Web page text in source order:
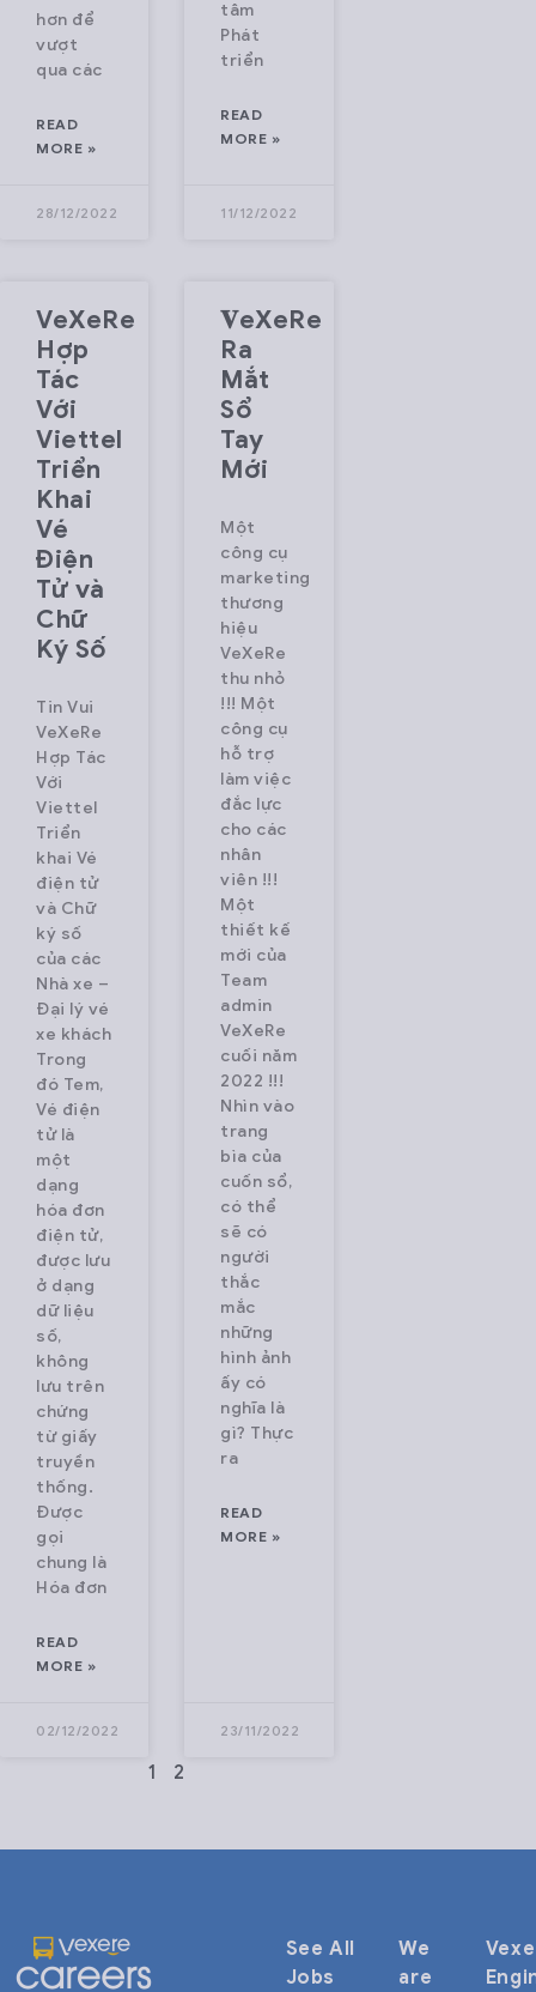
hơn để
vượt
qua các
READ
MORE »
28/12/2022
tâm
Phát
triển
READ
MORE »
11/12/2022
VeXeRe
Hợp
Tác
Với
Viettel
Triển
Khai
Vé
Điện
Tử và
Chữ
Ký Số
Tin Vui
VeXeRe
Hợp Tác
Với
Viettel
Triển
khai Vé
điện tử
và Chữ
ký số
của các
Nhà xe –
Đại lý vé
xe khách
Trong
đó Tem,
Vé điện
tử là
một
dạng
hóa đơn
điện tử,
được lưu
ở dạng
dữ liệu
số,
không
lưu trên
chứng
từ giấy
truyền
thống.
Được
gọi
chung là
Hóa đơn
READ
MORE »
02/12/2022
𝐕eXeRe
Ra
Mắt
Sổ
Tay
Mới
Một
công cụ
marketing
thương
hiệu
VeXeRe
thu nhỏ
!!! Một
công cụ
hỗ trợ
làm việc
đắc lực
cho các
nhân
viên !!!
Một
thiết kế
mới của
Team
admin
VeXeRe
cuối năm
2022 !!!
Nhìn vào
trang
bìa của
cuốn sổ,
có thể
sẽ có
người
thắc
mắc
những
hình ảnh
ấy có
nghĩa là
gì? Thực
ra
READ
MORE »
23/11/2022
1 2
See All
Jobs
We
are